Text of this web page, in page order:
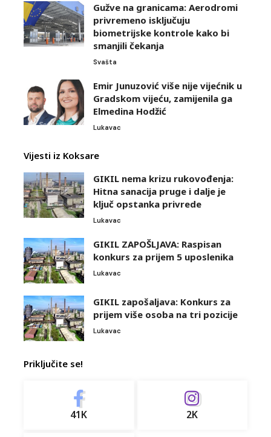
Gužve na granicama: Aerodromi
privremeno isključuju
biometrijske kontrole kako bi
smanjili čekanja
Svašta
Emir Junuzović više nije vijećnik u
Gradskom vijeću, zamijenila ga
Elmedina Hodžić
Lukavac
Vijesti iz Koksare
GIKIL nema krizu rukovođenja:
Hitna sanacija pruge i dalje je
ključ opstanka privrede
Lukavac
GIKIL ZAPOŠLJAVA: Raspisan
konkurs za prijem 5 uposlenika
Lukavac
GIKIL zapošaljava: Konkurs za
prijem više osoba na tri pozicije
Lukavac
Priključite se!
41K 2K